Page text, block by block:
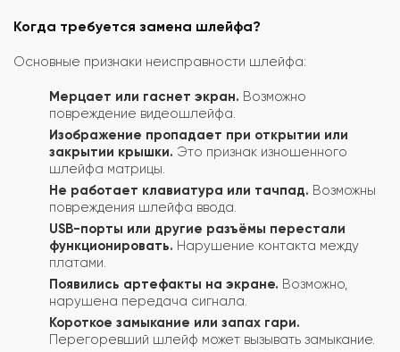
Когда требуется замена шлейфа?
Основные признаки неисправности шлейфа:
Мерцает или гаснет экран. Возможно
повреждение видеошлейфа.
Изображение пропадает при открытии или
закрытии крышки. Это признак изношенного
шлейфа матрицы.
Не работает клавиатура или тачпад. Возможны
повреждения шлейфа ввода.
USB-порты или другие разъёмы перестали
функционировать. Нарушение контакта между
платами.
Появились артефакты на экране. Возможно,
нарушена передача сигнала.
Короткое замыкание или запах гари.
Перегоревший шлейф может вызывать замыкание.